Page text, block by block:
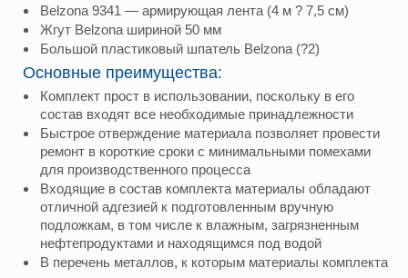
Belzona 9341 — армирующая лента (4 м ? 7,5 см)
Жгут Belzona шириной 50 мм
Большой пластиковый шпатель Belzona (?2)
Основные преимущества:
Комплект прост в использовании, поскольку в его
состав входят все необходимые принадлежности
Быстрое отверждение материала позволяет провести
ремонт в короткие сроки с минимальными помехами
для производственного процесса
Входящие в состав комплекта материалы обладают
отличной адгезией к подготовленным вручную
подложкам, в том числе к влажным, загрязненным
нефтепродуктами и находящимся под водой
В перечень металлов, к которым материалы комплекта